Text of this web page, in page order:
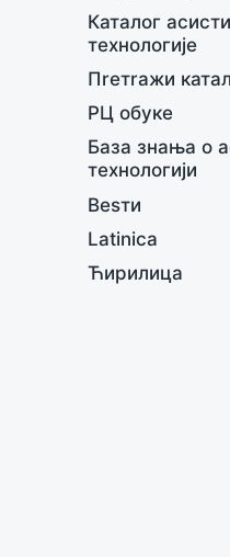
Каталог
тeхнологијe
Пreтrажи
РЦ обукe
База знања о
тeхнологији
Вesти
Latinica
Ћирилица